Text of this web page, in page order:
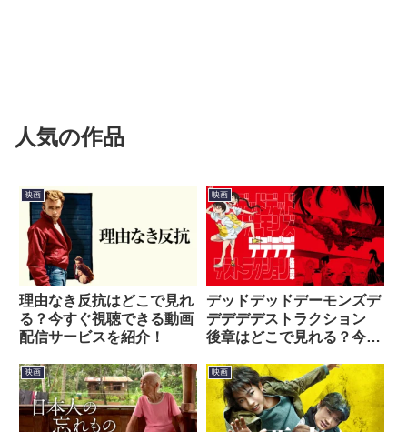
人気の作品
映画
理由なき反抗はどこで見れ
る？今すぐ視聴できる動画
配信サービスを紹介！
映画
デッドデッドデーモンズデ
デデデデストラクション
後章はどこで見れる？今す
ビスを紹介！
映画 映画